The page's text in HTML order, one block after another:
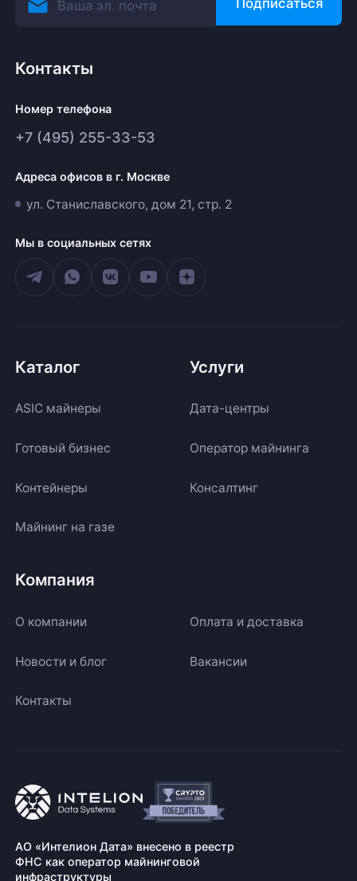
Контакты
Номер телефона
+7 (495) 255-33-53
Адреса офисов в г. Москве
ул. Станиславского, дом 21, стр. 2
Мы в социальных сетях
Каталог
ASIC майнеры
Готовый бизнес
Контейнеры
Майнинг на газе
Услуги
Дата-центры
Оператор майнинга
Консалтинг
Компания
О компании Оплата и доставка
Новости и блог Вакансии
Контакты
АО «Интелион Дата» внесено в реестр
ФНС как оператор майнинговой
инфраструктуры